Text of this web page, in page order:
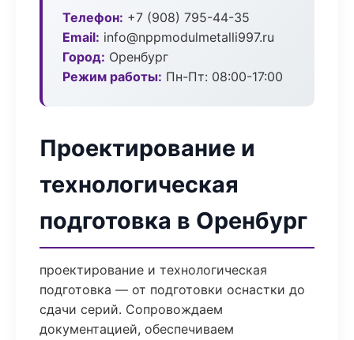
Телефон: +7 (908) 795-44-35
Email: info@nppmodulmetalli997.ru
Город: Оренбург
Режим работы: Пн-Пт: 08:00-17:00
Проектирование и
технологическая
подготовка в Оренбург
проектирование и технологическая
подготовка — от подготовки оснастки до
сдачи серий. Сопровождаем
документацией, обеспечиваем